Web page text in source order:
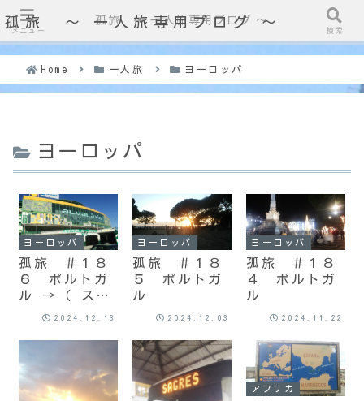
孤旅 〜 一人旅専用ブログ ～
Home 一人旅 ヨーロッパ
ヨーロッパ
ヨーロッパ
孤旅 ＃１８
６ ポルトガ
ル →（ スペ
イン ）→ 機
2024.12.13
ヨーロッパ
孤旅 ＃１８
５ ポルトガ
ル
2024.12.03
ヨーロッパ
孤旅 ＃１８
４ ポルトガ
ル
2024.11.22
アフリカ
メニュー
孤旅 〜 一人旅専用ブログ ～
検索